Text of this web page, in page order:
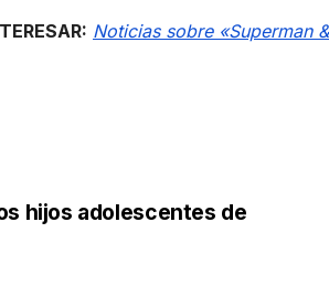
Noticias sobre «Superman
hijos adolescentes de